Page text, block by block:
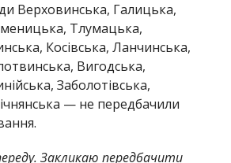
Верховинська, Галицька,
Тлумацька,
Косівська, Ланчинська,
Вигодська,
Заболотівська,
— не передбачили
Закликаю передбачити